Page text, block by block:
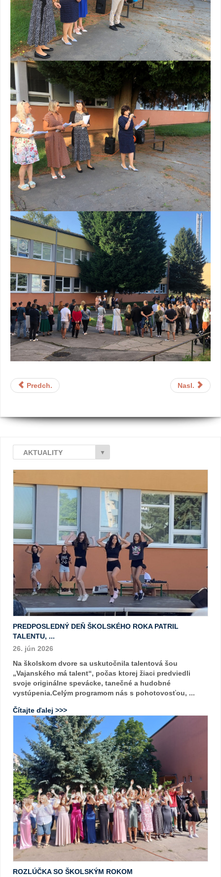
Predch. Nasl.
AKTUALITY ▼
PREDPOSLEDNÝ DEŇ ŠKOLSKÉHO ROKA PATRIL
TALENTU, ...
26. jún 2026
Na školskom dvore sa uskutočnila talentová šou
„Vajanského má talent“, počas ktorej žiaci predviedli
svoje originálne spevácke, tanečné a hudobné
vystúpenia.Celým programom nás s pohotovosťou, ...
Čítajte ďalej >>>
ROZLÚČKA SO ŠKOLSKÝM ROKOM